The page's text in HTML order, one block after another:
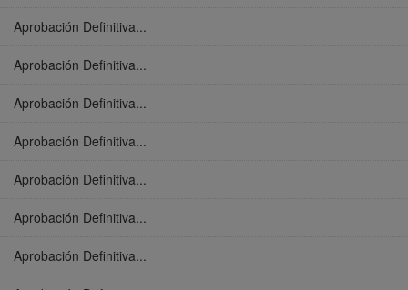
Aprobación Definitiva...
Aprobación Definitiva...
Aprobación Definitiva...
Aprobación Definitiva...
Aprobación Definitiva...
Aprobación Definitiva...
Aprobación Definitiva...